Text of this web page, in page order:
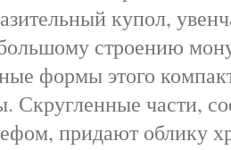
купол,
строению
формы этого
Скругленные части,
придают облику